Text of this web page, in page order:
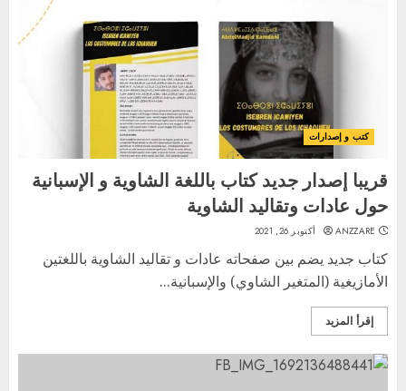
كتب و إصدارات
قريبا إصدار جديد كتاب باللغة الشاوية و الإسبانية
حول عادات وتقاليد الشاوية
ANZZARE أكتوبر 26, 2021
كتاب جديد يضم بين صفحاته عادات و تقاليد الشاوية باللغتين
الأمازيغية (المتغير الشاوي) والإسبانية...
إقرأ المزيد